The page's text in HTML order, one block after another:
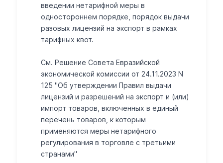
введении нетарифной меры в
одностороннем порядке, порядок выдачи
разовых лицензий на экспорт в рамках
тарифных квот.
См. Решение Совета Евразийской
экономической комиссии от 24.11.2023 N
125 "Об утверждении Правил выдачи
лицензий и разрешений на экспорт и (или)
импорт товаров, включенных в единый
перечень товаров, к которым
применяются меры нетарифного
регулирования в торговле с третьими
странами"